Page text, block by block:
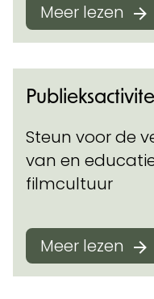
Meer lezen
Steun voor de
van en
filmcultuur
Meer lezen